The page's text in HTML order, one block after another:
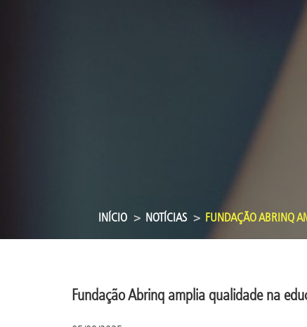
INÍCIO NOTÍCIAS FUNDAÇÃO ABRINQ
Fundação Abrinq amplia qualidade na